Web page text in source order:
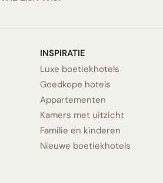
INSPIRATIE
Luxe boetiekhotels
Goedkope hotels
Appartementen
Kamers met uitzicht
Familie en kinderen
Nieuwe boetiekhotels